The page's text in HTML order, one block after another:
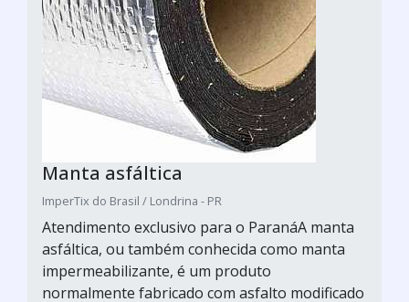
Manta asfáltica
ImperTix do Brasil / Londrina - PR
Atendimento exclusivo para o ParanáA manta
asfáltica, ou também conhecida como manta
impermeabilizante, é um produto
normalmente fabricado com asfalto modificado